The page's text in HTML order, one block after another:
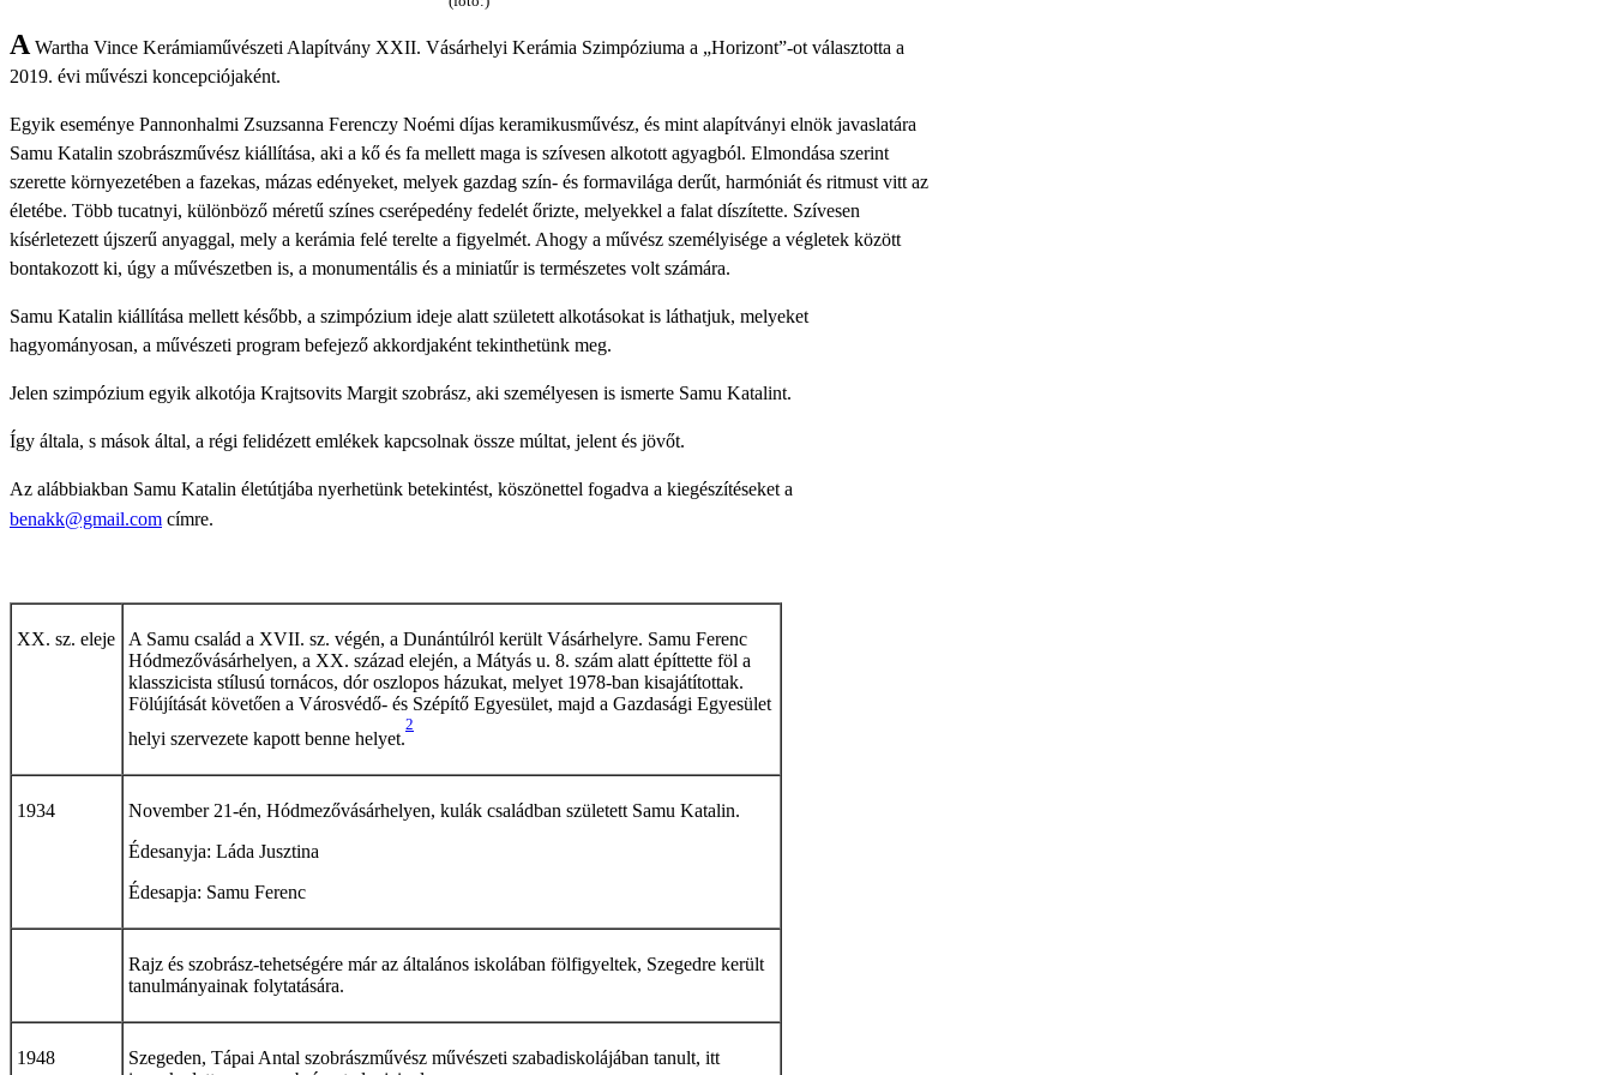
A Wartha Vince Kerámiaművészeti Alapítvány XXII. Vásárhelyi Kerámia Szimpóziuma a „Horizont”-ot választotta a
2019. évi művészi koncepciójaként.
Egyik eseménye Pannonhalmi Zsuzsanna Ferenczy Noémi díjas keramikusművész, és mint alapítványi elnök javaslatára
Samu Katalin szobrászművész kiállítása, aki a kő és fa mellett maga is szívesen alkotott agyagból. Elmondása szerint
szerette környezetében a fazekas, mázas edényeket, melyek gazdag szín- és formavilága derűt, harmóniát és ritmust vitt az
életébe. Több tucatnyi, különböző méretű színes cserépedény fedelét őrizte, melyekkel a falat díszítette. Szívesen
kísérletezett újszerű anyaggal, mely a kerámia felé terelte a figyelmét. Ahogy a művész személyisége a végletek között
bontakozott ki, úgy a művészetben is, a monumentális és a miniatűr is természetes volt számára.
Samu Katalin kiállítása mellett később, a szimpózium ideje alatt született alkotásokat is láthatjuk, melyeket
hagyományosan, a művészeti program befejező akkordjaként tekinthetünk meg.
Jelen szimpózium egyik alkotója Krajtsovits Margit szobrász, aki személyesen is ismerte Samu Katalint.
Így általa, s mások által, a régi felidézett emlékek kapcsolnak össze múltat, jelent és jövőt.
Az alábbiakban Samu Katalin életútjába nyerhetünk betekintést, köszönettel fogadva a kiegészítéseket a
benakk@gmail.com címre.
XX. sz. eleje
A Samu család a XVII. sz. végén, a Dunántúlról került Vásárhelyre. Samu Ferenc
Hódmezővásárhelyen, a XX. század elején, a Mátyás u. 8. szám alatt építtette föl a
klasszicista stílusú tornácos, dór oszlopos házukat, melyet 1978-ban kisajátítottak.
Fölújítását követően a Városvédő- és Szépítő Egyesület, majd a Gazdasági Egyesület
helyi szervezete kapott benne helyet.
2
1934
November 21-én, Hódmezővásárhelyen, kulák családban született Samu Katalin.
Édesanyja: Láda Jusztina
Édesapja: Samu Ferenc
Rajz és szobrász-tehetségére már az általános iskolában fölfigyeltek, Szegedre került
tanulmányainak folytatására.
1948
Szegeden, Tápai Antal szobrászművész művészeti szabadiskolájában tanult, itt